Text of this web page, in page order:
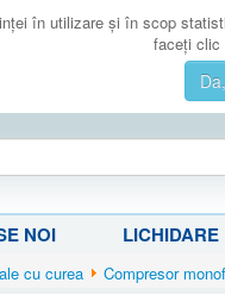
în utilizare şi în scop
faceţi clic
NOI LICHIDARE
cu curea Compresor